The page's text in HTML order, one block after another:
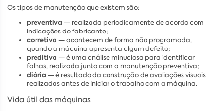
Os tipos de manutenção que existem são:
preventiva — realizada periodicamente de acordo com
indicações do fabricante;
corretiva — acontecem de forma não programada,
quando a máquina apresenta algum defeito;
preditiva — é uma análise minuciosa para identificar
falhas, realizada junto com a manutenção preventiva;
diária — é resultado da construção de avaliações visuais
realizadas antes de iniciar o trabalho com a máquina.
Vida útil das máquinas